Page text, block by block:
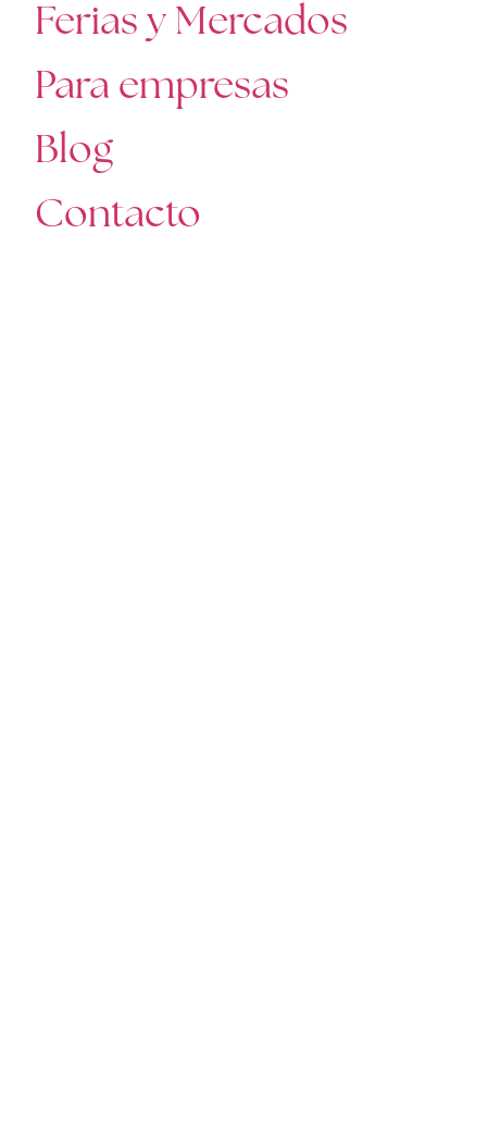
Ferias y Mercados
Para empresas
Blog
Contacto